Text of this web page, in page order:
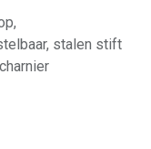
stalen stift